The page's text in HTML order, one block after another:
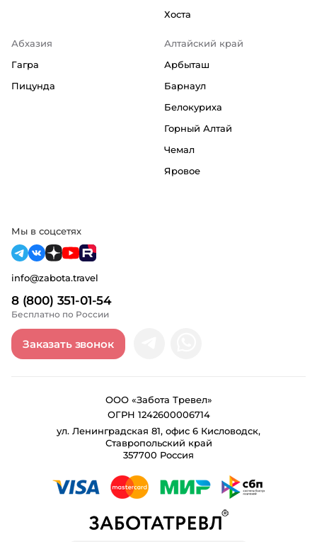
Хоста
Абхазия
Гагра
Пицунда
Алтайский край
Арбыташ
Барнаул
Белокуриха
Горный Алтай
Чемал
Яровое
8 (800) 351-01-54
Бесплатно по России
info@zabota.travel
Заказать звонок
Мы в соцсетях
ООО «Забота Тревел»
ОГРН 1242600006714
ул. Ленинградская 81, офис 6 Кисловодск,
Ставропольский край
357700 Россия